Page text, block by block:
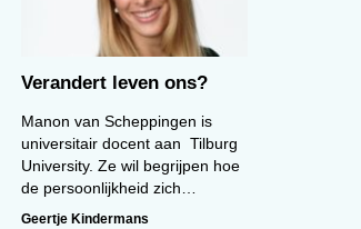
Verandert leven ons?
Manon van Scheppingen is
universitair docent aan Tilburg
University. Ze wil begrijpen hoe
de persoonlijkheid zich…
Geertje Kindermans